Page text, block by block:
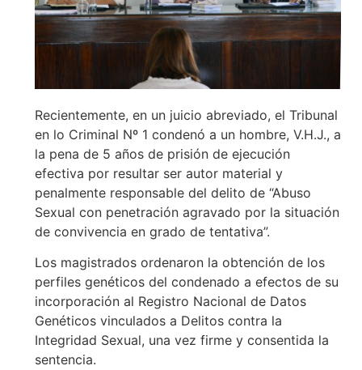
Recientemente, en un juicio abreviado, el Tribunal
en lo Criminal Nº 1 condenó a un hombre, V.H.J., a
la pena de 5 años de prisión de ejecución
efectiva por resultar ser autor material y
penalmente responsable del delito de “Abuso
Sexual con penetración agravado por la situación
de convivencia en grado de tentativa”.
Los magistrados ordenaron la obtención de los
perfiles genéticos del condenado a efectos de su
incorporación al Registro Nacional de Datos
Genéticos vinculados a Delitos contra la
Integridad Sexual, una vez firme y consentida la
sentencia.